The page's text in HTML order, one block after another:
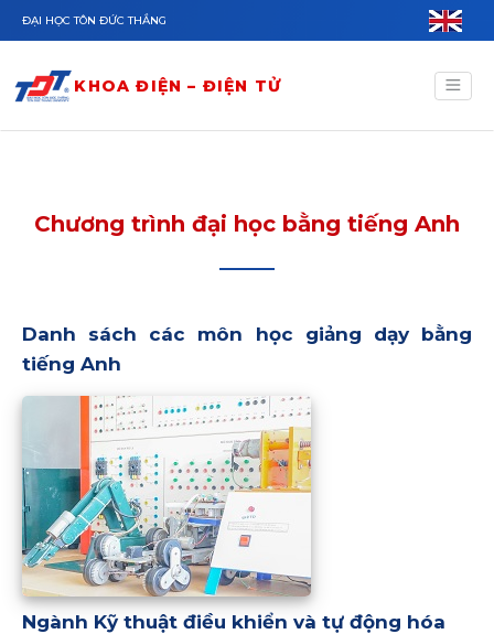
Nhảy đến nội dung
ĐẠI HỌC TÔN ĐỨC THẮNG
KHOA ĐIỆN – ĐIỆN TỬ
Chương trình đại học bằng tiếng Anh
Danh sách các môn học giảng dạy bằng
tiếng Anh
Ngành Kỹ thuật điều khiển và tự động hóa